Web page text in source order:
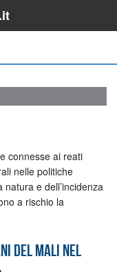
connesse ai reati
nelle politiche
e dell’incidenza
a rischio la
del Mali nel